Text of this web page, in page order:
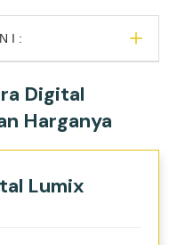
Digital
Harganya
Lumix